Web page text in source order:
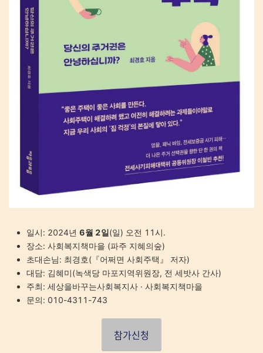
일시: 2024년 6월 2일(일) 오전 11시.
장소: 사회복지책마을 (파주 지혜의숲)
초대손님: 최경호( 『어쩌면 사회주택 』 저자)
대담: 김혜미(녹색당 마포지역위원장, 전 세밧사 간사)
주최: 세상을바꾸는사회복지사 · 사회복지책마을
문의: 010-4311-743
참가신청